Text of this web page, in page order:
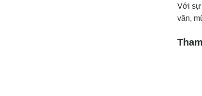
Với sự
văn,